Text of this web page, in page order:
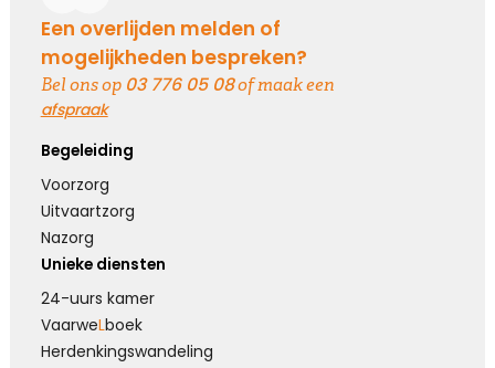
Een overlijden melden of
mogelijkheden bespreken?
Bel ons op 03 776 05 08of maak een
afspraak
Begeleiding
Voorzorg
Uitvaartzorg
Nazorg
Unieke diensten
24-uurs kamer
VaarweLboek
Herdenkings­wandeling